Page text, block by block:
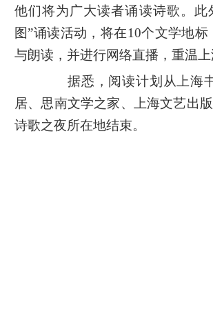
他们将为广大读者诵读诗歌。
图”诵读活动，将在10个文学地
与朗读，并进行网络直播，重温上
据悉，阅读计划从上海书
居、思南文学之家、上海文艺出
诗歌之夜所在地结束。